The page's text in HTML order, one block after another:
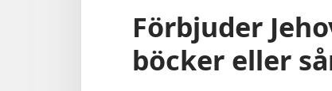
Förbjuder
böcker eller